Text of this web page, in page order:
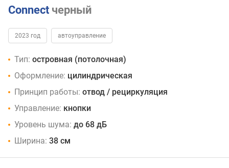
Connect черный
2023 год автоуправление
Тип: островная (потолочная)
Оформление: цилиндрическая
Принцип работы: отвод / рециркуляция
Управление: кнопки
Уровень шума: до 68 дБ
Ширина: 38 см